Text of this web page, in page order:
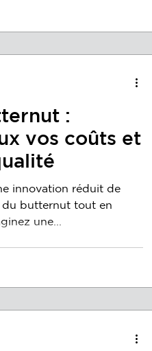
:
vos coûts et
innovation réduit de
du butternut tout en
une...